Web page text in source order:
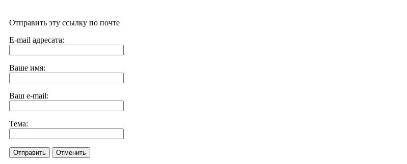
Отправить эту ссылку по почте
E-mail адресата:
Ваше имя:
Ваш e-mail:
Тема:
Отправить Отменить